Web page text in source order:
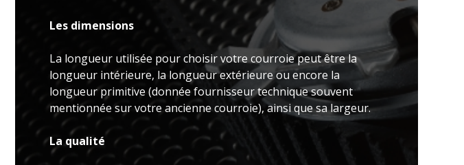
Les dimensions
La longueur utilisée pour choisir votre courroie peut être la
longueur intérieure, la longueur extérieure ou encore la
longueur primitive (donnée fournisseur technique souvent
mentionnée sur votre ancienne courroie), ainsi que sa largeur.
La qualité